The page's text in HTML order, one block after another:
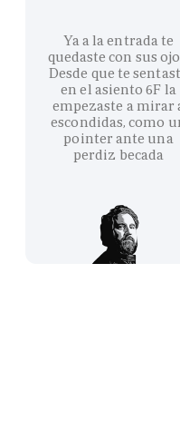
Ya a la entrada te
quedaste con sus
Desde que te
en el asiento 6F la
empezaste a mirar
escondidas, como
pointer ante una
perdiz becada